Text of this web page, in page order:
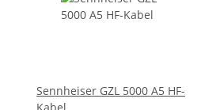
Sennheiser GZL 5000 A5 HF-